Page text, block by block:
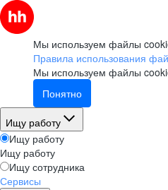
Мы используем файлы
Правила использования
Мы используем файлы
Понятно
Ищу работу
Ищу работу
Ищу работу
Ищу сотрудника
Сервисы